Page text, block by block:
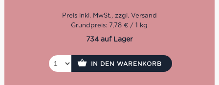
Grundpreis: 7,78 € / 1 kg
734 auf Lager
IN DEN WARENKORB